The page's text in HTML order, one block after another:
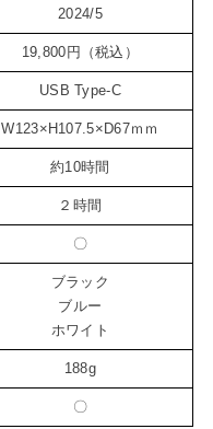
2024/5
19,800円（税込）
USB Type-C
W123×H107.5×D67ｍｍ
約10時間
２時間
〇
ブラック
ブルー
ホワイト
188g
〇